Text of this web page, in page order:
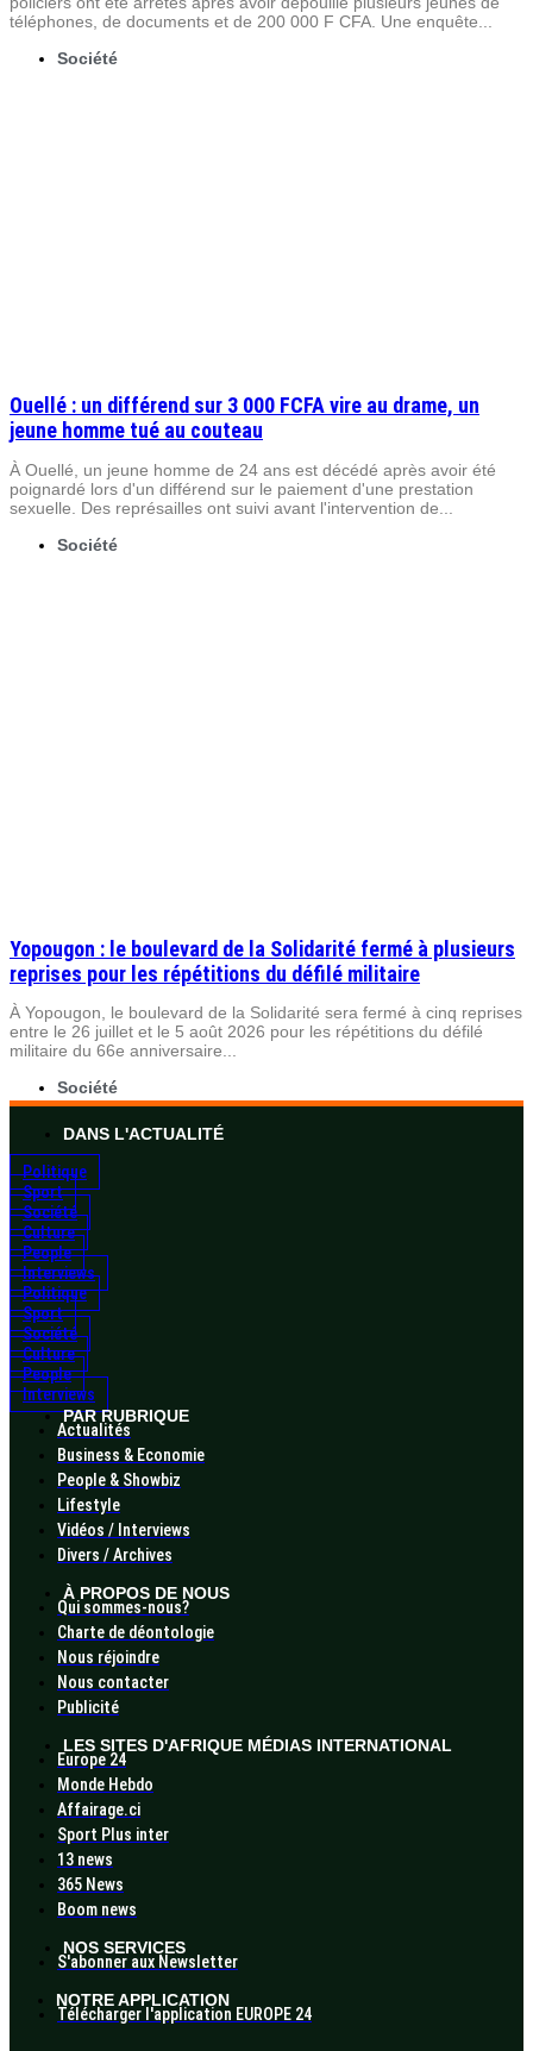
téléphones, de documents et de 200 000 F CFA. Une enquête...
Société
Ouellé : un différend sur 3 000 FCFA vire au drame, un
jeune homme tué au couteau
À Ouellé, un jeune homme de 24 ans est décédé après avoir été
poignardé lors d'un différend sur le paiement d'une prestation
sexuelle. Des représailles ont suivi avant l'intervention de...
Société
Yopougon : le boulevard de la Solidarité fermé à plusieurs
reprises pour les répétitions du défilé militaire
À Yopougon, le boulevard de la Solidarité sera fermé à cinq reprises
entre le 26 juillet et le 5 août 2026 pour les répétitions du défilé
militaire du 66e anniversaire...
Société
DANS L'ACTUALITÉ
Politique
Sport
Société
Culture
People
Interviews
Politique
Sport
Société
Culture
People
Interviews
PAR RUBRIQUE
Actualités
Business & Economie
People & Showbiz
Lifestyle
Vidéos / Interviews
Divers / Archives
À PROPOS DE NOUS
Qui sommes-nous?
Charte de déontologie
Nous réjoindre
Nous contacter
Publicité
LES SITES D'AFRIQUE MÉDIAS INTERNATIONAL
Europe 24
Monde Hebdo
Affairage.ci
Sport Plus inter
13 news
365 News
Boom news
NOS SERVICES
S'abonner aux Newsletter
NOTRE APPLICATION
Télécharger l'application EUROPE 24